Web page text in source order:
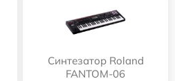
Синтезатор Roland
FANTOM-06